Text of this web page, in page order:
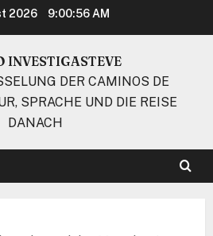
2026 9:00:57 AM
INVESTIGASTEVE
DER CAMINOS DE
SPRACHE UND DIE REISE
DANACH